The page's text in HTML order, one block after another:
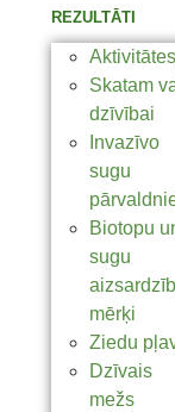
REZULTĀTI
Aktivitātes
Skatam
dzīvībai
Invazīvo
sugu
Biotopu
sugu
mērķi
Ziedu
Dzīvais
mežs